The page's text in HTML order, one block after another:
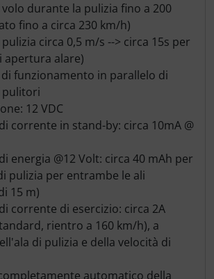
durante la pulizia fino a 200
fino a circa 230 km/h)
circa 0,5 m/s --> circa 15s per
apertura alare)
funzionamento in parallelo di
pulitori
12 VDC
corrente in stand-by: circa 10mA @
energia @12 Volt: circa 40 mAh per
pulizia per entrambe le ali
15 m)
corrente di esercizio: circa 2A
rientro a 160 km/h), a
di pulizia e della velocità di
automatico della